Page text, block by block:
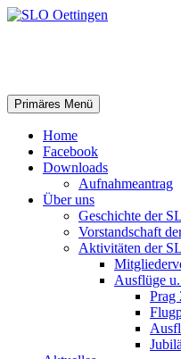
Suchen
Primäres Menü Springe
zum
Home
Facebook
Downloads
Aufnahmeantrag
Über uns
Geschichte der
Vorstandschaft
Aktivitäten der
Ausflüge
Prag